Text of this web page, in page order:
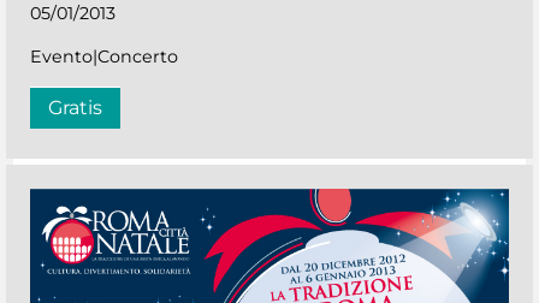
05/01/2013
Evento|Concerto
Gratis